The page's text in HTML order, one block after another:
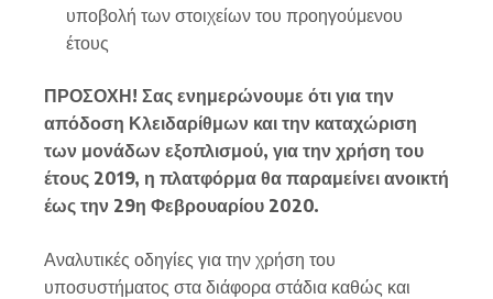
υποβολή των στοιχείων του προηγούμενου
έτους
ΠΡΟΣΟΧΗ! Σας ενημερώνουμε ότι για την
απόδοση Κλειδαρίθμων και την καταχώριση
των μονάδων εξοπλισμού, για την χρήση του
έτους 2019, η πλατφόρμα θα παραμείνει ανοικτή
έως την 29η Φεβρουαρίου 2020.
Αναλυτικές οδηγίες για την χρήση του
υποσυστήματος στα διάφορα στάδια καθώς και